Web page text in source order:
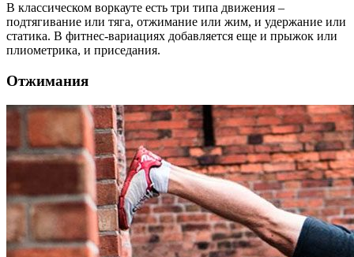
В классическом воркауте есть три типа движения –
подтягивание или тяга, отжимание или жим, и удержание или
статика. В фитнес-вариациях добавляется еще и прыжок или
плиометрика, и приседания.
Отжимания